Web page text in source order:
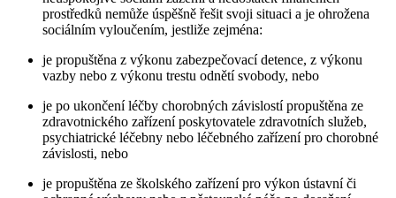
prostředků nemůže úspěšně řešit svoji situaci a je ohrožena
sociálním vyloučením, jestliže zejména:
je propuštěna z výkonu zabezpečovací detence, z výkonu
vazby nebo z výkonu trestu odnětí svobody, nebo
je po ukončení léčby chorobných závislostí propuštěna ze
zdravotnického zařízení poskytovatele zdravotních služeb,
psychiatrické léčebny nebo léčebného zařízení pro chorobné
závislosti, nebo
je propuštěna ze školského zařízení pro výkon ústavní či